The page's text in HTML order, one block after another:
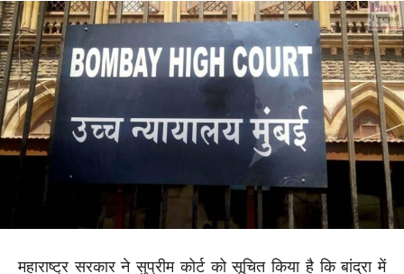
महाराष्ट्र सरकार ने सुप्रीम कोर्ट को सूचित किया है कि बांद्रा में